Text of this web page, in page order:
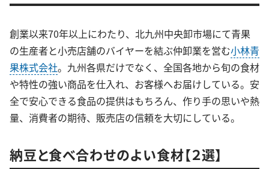
創業以来70年以上にわたり、北九州中央卸市場にて青果
の生産者と小売店舗のバイヤーを結ぶ仲卸業を営む小林青
果株式会社。九州各県だけでなく、全国各地から旬の食材
や特性の強い商品を仕入れ、お客様へお届けしている。安
全で安心できる食品の提供はもちろん、作り手の思いや熱
量、消費者の期待、販売店の信頼を大切にしている。
納豆と食べ合わせのよい食材【２選】